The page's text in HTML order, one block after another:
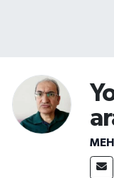
Son Dakika
Haber Arşivi